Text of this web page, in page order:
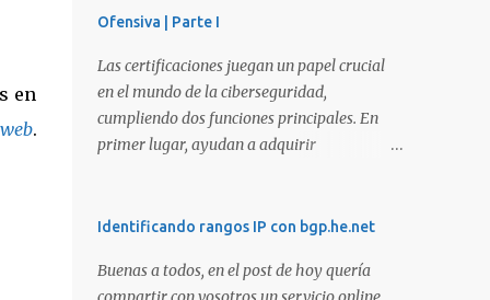
en
.
Ofensiva | Parte I
Las certificaciones juegan un papel crucial
en el mundo de la ciberseguridad,
cumpliendo dos funciones principales. En
primer lugar, ayudan a adquirir
lugar, proporcionan una manera de
y habilidades. El problema es que, debido a
Identificando rangos IP con bgp.he.net
Buenas a todos, en el post de hoy quería